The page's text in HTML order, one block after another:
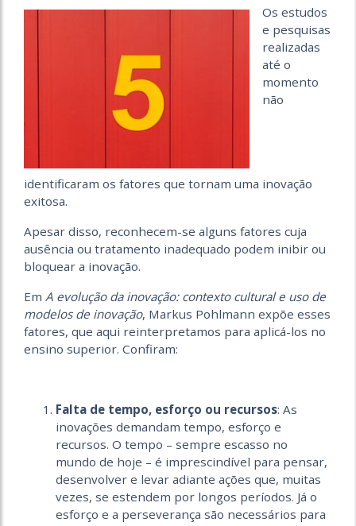
Os estudos
e pesquisas
realizadas
até o
momento
não
identificaram os fatores que tornam uma inovação
exitosa.
Apesar disso, reconhecem-se alguns fatores cuja
ausência ou tratamento inadequado podem inibir ou
bloquear a inovação.
Em A evolução da inovação: contexto cultural e uso de
modelos de inovação, Markus Pohlmann expõe esses
fatores, que aqui reinterpretamos para aplicá-los no
ensino superior. Confiram:
Falta de tempo, esforço ou recursos: As
inovações demandam tempo, esforço e
recursos. O tempo – sempre escasso no
mundo de hoje – é imprescindível para pensar,
desenvolver e levar adiante ações que, muitas
vezes, se estendem por longos períodos. Já o
esforço e a perseverança são necessários para